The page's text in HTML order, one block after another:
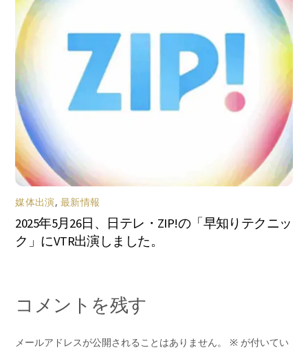
媒体出演,最新情報
2025年5月26日、日テレ・ZIP!の「早知りテクニッ
ク」にVTR出演しました。
コメントを残す
メールアドレスが公開されることはありません。 ※ が付いてい